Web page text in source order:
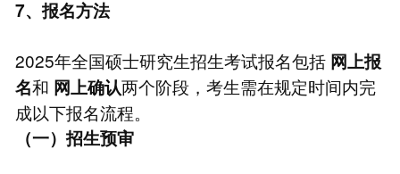
7、报名方法
2025年全国硕士研究生招生考试报名包括 网上报
名和 网上确认两个阶段，考生需在规定时间内完
成以下报名流程。
（一）招生预审